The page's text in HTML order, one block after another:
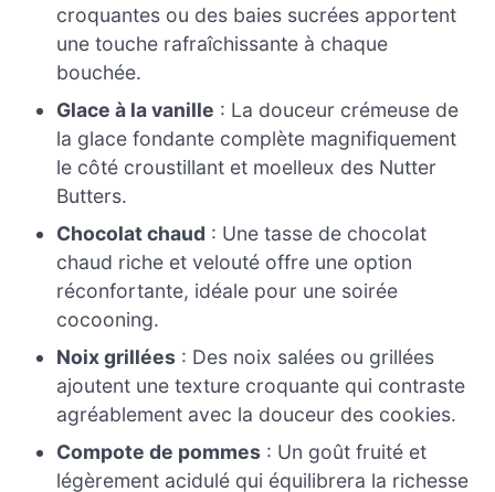
croquantes ou des baies sucrées apportent
une touche rafraîchissante à chaque
bouchée.
Glace à la vanille : La douceur crémeuse de
la glace fondante complète magnifiquement
le côté croustillant et moelleux des Nutter
Butters.
Chocolat chaud : Une tasse de chocolat
chaud riche et velouté offre une option
réconfortante, idéale pour une soirée
cocooning.
Noix grillées : Des noix salées ou grillées
ajoutent une texture croquante qui contraste
agréablement avec la douceur des cookies.
Compote de pommes : Un goût fruité et
légèrement acidulé qui équilibrera la richesse